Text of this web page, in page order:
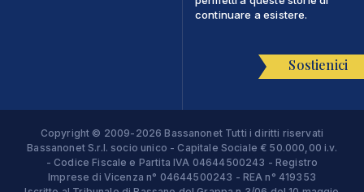
continuare a esistere.
Sostienici
Copyright © 2009-2026 Bassanonet Tutti i diritti riservati
Bassanonet S.r.l. socio unico - Capitale Sociale € 50.000,00 i.v.
- Codice Fiscale e Partita IVA 04644500243 - Registro
Imprese di Vicenza n° 04644500243 - REA n° 419353